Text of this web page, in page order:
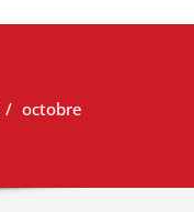
octobre